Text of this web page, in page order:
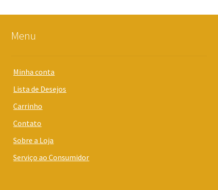
Menu
Minha conta
Lista de Desejos
Carrinho
Contato
Sobre a Loja
Serviço ao Consumidor